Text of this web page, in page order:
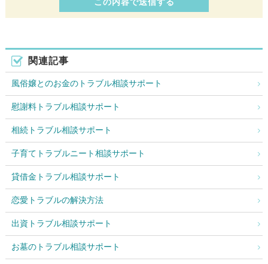
関連記事
風俗嬢とのお金のトラブル相談サポート
慰謝料トラブル相談サポート
相続トラブル相談サポート
子育てトラブルニート相談サポート
貸借金トラブル相談サポート
恋愛トラブルの解決方法
出資トラブル相談サポート
お墓のトラブル相談サポート